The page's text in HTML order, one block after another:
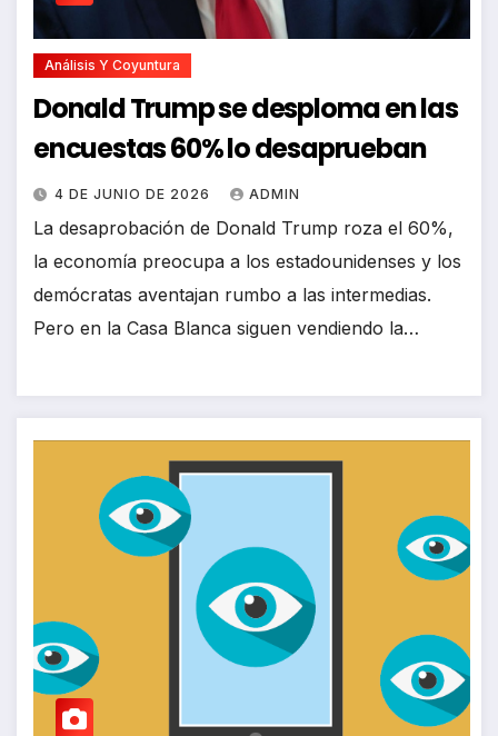
Análisis Y Coyuntura
Donald Trump se desploma en las
encuestas 60% lo desaprueban
4 DE JUNIO DE 2026 ADMIN
La desaprobación de Donald Trump roza el 60%,
la economía preocupa a los estadounidenses y los
demócratas aventajan rumbo a las intermedias.
Pero en la Casa Blanca siguen vendiendo la…